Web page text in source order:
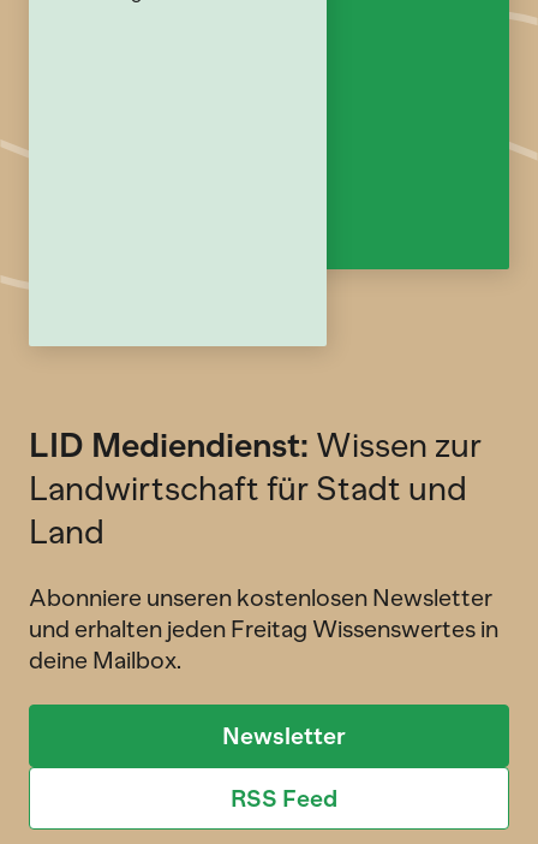
LID Mediendienst: Wissen zur
Landwirtschaft für Stadt und
Land
Abonniere unseren kostenlosen Newsletter
und erhalten jeden Freitag Wissenswertes in
deine Mailbox.
Newsletter
RSS Feed